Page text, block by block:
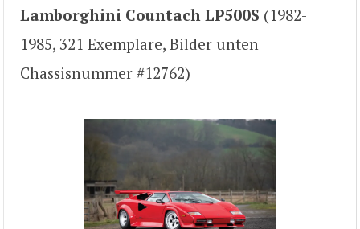
Lamborghini Countach LP500S (1982-
1985, 321 Exemplare, Bilder unten
Chassisnummer #12762)